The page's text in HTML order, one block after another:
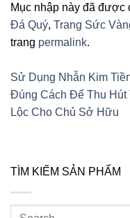
Mục nhập này đã được
Đá Quý, Trang Sức
trang permalink.
Sử Dụng Nhẫn Kim
Đúng Cách Để Thu Hút
Lộc Cho Chủ Sở Hữu
TÌM KIẾM SẢN PHẨM
Search